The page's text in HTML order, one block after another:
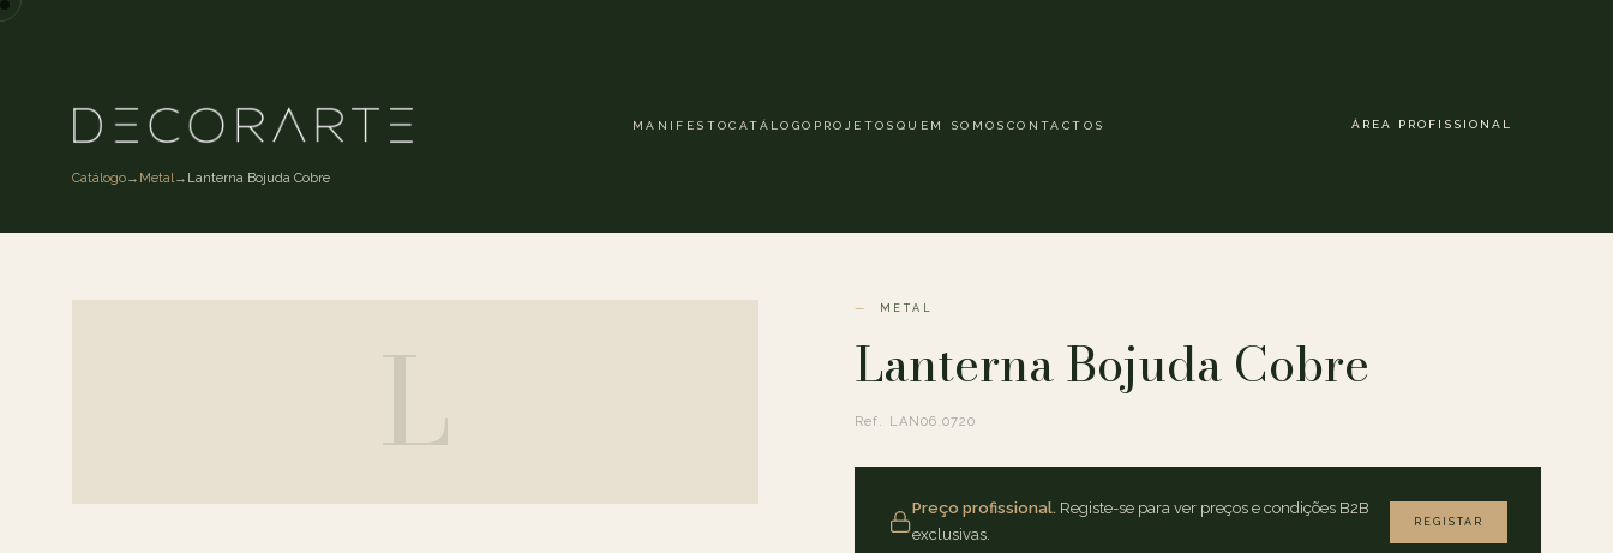
MANIFESTOCATÁLOGO PROJETOS QUEM SOMOS CONTACTOS ÁREA PROFISSIONAL
Catálogo→ Metal→ Lanterna Bojuda Cobre
L
METAL
Lanterna Bojuda Cobre
Ref. LAN06.0720
Preço profissional. Registe-se para ver preços e condições B2B
exclusivas.
REGISTAR